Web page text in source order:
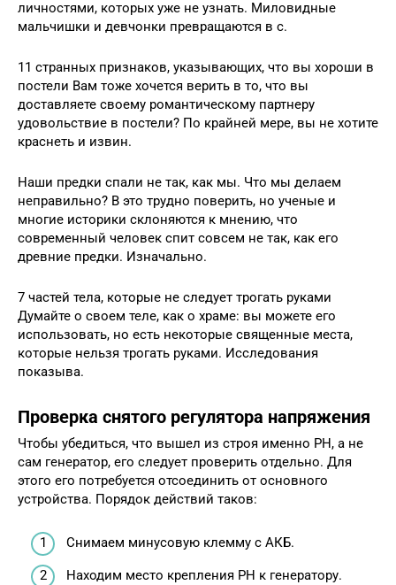
личностями, которых уже не узнать. Миловидные
мальчишки и девчонки превращаются в с.
11 странных признаков, указывающих, что вы хороши в
постели Вам тоже хочется верить в то, что вы
доставляете своему романтическому партнеру
удовольствие в постели? По крайней мере, вы не хотите
краснеть и извин.
Наши предки спали не так, как мы. Что мы делаем
неправильно? В это трудно поверить, но ученые и
многие историки склоняются к мнению, что
современный человек спит совсем не так, как его
древние предки. Изначально.
7 частей тела, которые не следует трогать руками
Думайте о своем теле, как о храме: вы можете его
использовать, но есть некоторые священные места,
которые нельзя трогать руками. Исследования
показыва.
Проверка снятого регулятора напряжения
Чтобы убедиться, что вышел из строя именно РН, а не
сам генератор, его следует проверить отдельно. Для
этого его потребуется отсоединить от основного
устройства. Порядок действий таков:
Снимаем минусовую клемму с АКБ.
Находим место крепления РН к генератору.